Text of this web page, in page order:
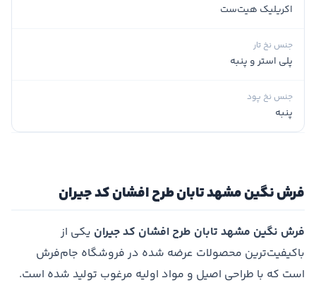
اکریلیک هیت‌ست
جنس نخ تار
پلی استر و پنبه
جنس نخ پود
پنبه
فرش نگین مشهد تابان طرح افشان کد جیران
فرش نگین مشهد تابان طرح افشان کد جیران یکی از
باکیفیت‌ترین محصولات عرضه شده در فروشگاه جام‌فرش
است که با طراحی اصیل و مواد اولیه مرغوب تولید شده است.